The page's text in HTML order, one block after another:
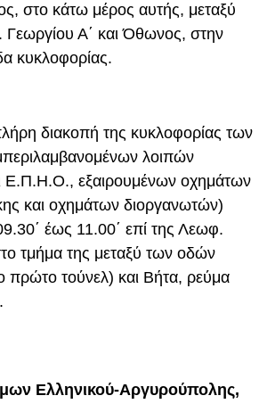
στο κάτω μέρος αυτής, μεταξύ
Α΄ και Όθωνος, στην
κυκλοφορίας.
διακοπή της κυκλοφορίας των
λοιπών
Ε.Π.Η.Ο., εξαιρουμένων οχημάτων
και οχημάτων διοργανωτών)
έως 11.00΄ επί της Λεωφ.
τμήμα της μεταξύ των οδών
πρώτο τούνελ) και Βήτα, ρεύμα
Ελληνικού-Αργυρούπολης,